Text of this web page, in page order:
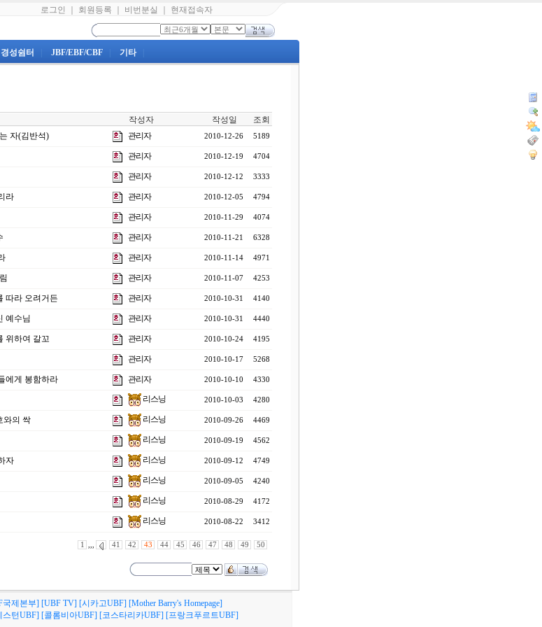
로그인 회원등록 비번분실 현재접속자
경성쉼터 JBF/EBF/CBF 기타
작성자 작성일 조회
자(김반석) 관리자 2010-12-26 5189
관리자 2010-12-19 4704
관리자 2010-12-12 3333
라 관리자 2010-12-05 4794
관리자 2010-11-29 4074
관리자 2010-11-21 6328
관리자 2010-11-14 4971
관리자 2010-11-07 4253
따라 오려거든 관리자 2010-10-31 4140
예수님 관리자 2010-10-31 4440
위하여 갈꼬 관리자 2010-10-24 4195
관리자 2010-10-17 5268
에게 봉함하라 관리자 2010-10-10 4330
리스닝 2010-10-03 4280
와의 싹 리스닝 2010-09-26 4469
리스닝 2010-09-19 4562
자 리스닝 2010-09-12 4749
리스닝 2010-09-05 4240
리스닝 2010-08-29 4172
리스닝 2010-08-22 3412
1 ,,, 41 42 43 44 45 46 47 48 49 50
국제본부] [UBF TV] [시카고UBF] [Mother Barry's Homepage]
스턴UBF] [콜롬비아UBF] [코스타리카UBF] [프랑크푸르트UBF]